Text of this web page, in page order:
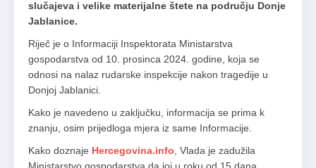
slučajeva i velike materijalne štete na području Donje
Jablanice.
Riječ je o Informaciji Inspektorata Ministarstva
gospodarstva od 10. prosinca 2024. godine, koja se
odnosi na nalaz rudarske inspekcije nakon tragedije u
Donjoj Jablanici.
Kako je navedeno u zaključku, informacija se prima k
znanju, osim prijedloga mjera iz same Informacije.
Kako doznaje Hercegovina.info , Vlada je zadužila